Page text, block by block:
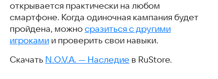
открывается практически на любом
смартфоне. Когда одиночная кампания будет
пройдена, можно сразиться с другими
игроками и проверить свои навыки.
Скачать N.O.V.A. — Наследие в RuStore.